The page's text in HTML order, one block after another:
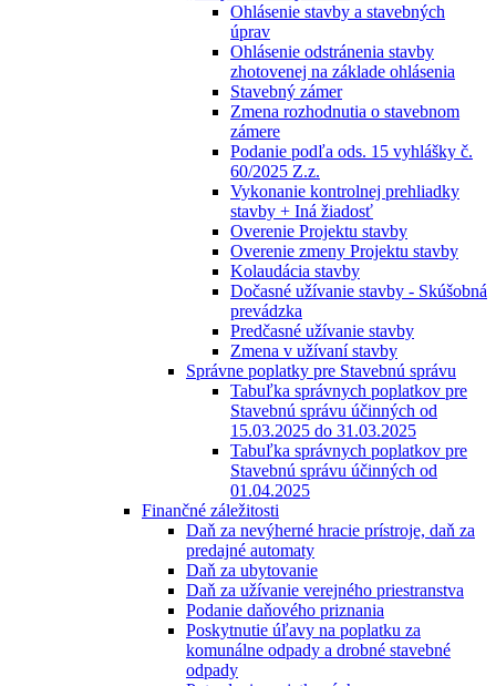
Ohlásenie stavby a stavebných
úprav
Ohlásenie odstránenia stavby
zhotovenej na základe ohlásenia
Stavebný zámer
Zmena rozhodnutia o stavebnom
zámere
Podanie podľa ods. 15 vyhlášky č.
60/2025 Z.z.
Vykonanie kontrolnej prehliadky
stavby + Iná žiadosť
Overenie Projektu stavby
Overenie zmeny Projektu stavby
Kolaudácia stavby
Dočasné užívanie stavby - Skúšobná
prevádzka
Predčasné užívanie stavby
Zmena v užívaní stavby
Správne poplatky pre Stavebnú správu
Tabuľka správnych poplatkov pre
Stavebnú správu účinných od
15.03.2025 do 31.03.2025
Tabuľka správnych poplatkov pre
Stavebnú správu účinných od
01.04.2025
Finančné záležitosti
Daň za nevýherné hracie prístroje, daň za
predajné automaty
Daň za ubytovanie
Daň za užívanie verejného priestranstva
Podanie daňového priznania
Poskytnutie úľavy na poplatku za
komunálne odpady a drobné stavebné
odpady